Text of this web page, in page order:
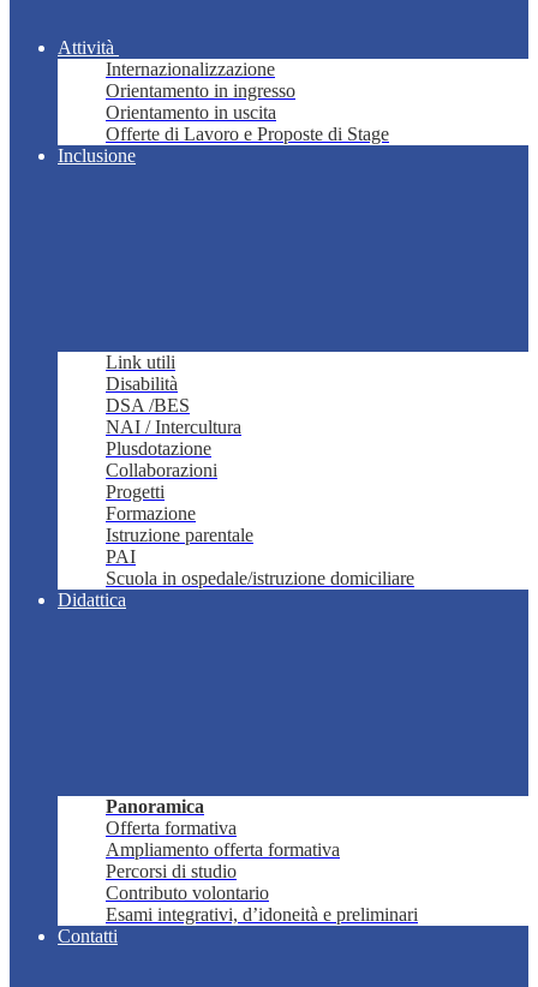
Attività
Internazionalizzazione
Orientamento in ingresso
Orientamento in uscita
Offerte di Lavoro e Proposte di Stage
Inclusione
Link utili
Disabilità
DSA /BES
NAI / Intercultura
Plusdotazione
Collaborazioni
Progetti
Formazione
Istruzione parentale
PAI
Scuola in ospedale/istruzione domiciliare
Didattica
Panoramica
Offerta formativa
Ampliamento offerta formativa
Percorsi di studio
Contributo volontario
Esami integrativi, d’idoneità e preliminari
Contatti